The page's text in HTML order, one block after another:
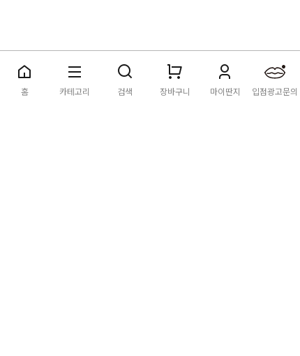
홈 카테고리 검색 장바구니 마이딴지 입점광고문의